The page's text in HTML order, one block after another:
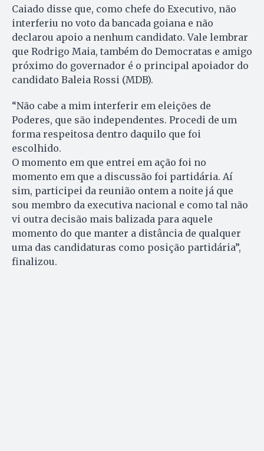
Caiado disse que, como chefe do Executivo, não
interferiu no voto da bancada goiana e não
declarou apoio a nenhum candidato. Vale lembrar
que Rodrigo Maia, também do Democratas e amigo
próximo do governador é o principal apoiador do
candidato Baleia Rossi (MDB).
“Não cabe a mim interferir em eleições de
Poderes, que são independentes. Procedi de um
forma respeitosa dentro daquilo que foi
escolhido.
O momento em que entrei em ação foi no
momento em que a discussão foi partidária. Aí
sim, participei da reunião ontem a noite já que
sou membro da executiva nacional e como tal não
vi outra decisão mais balizada para aquele
momento do que manter a distância de qualquer
uma das candidaturas como posição partidária”,
finalizou.